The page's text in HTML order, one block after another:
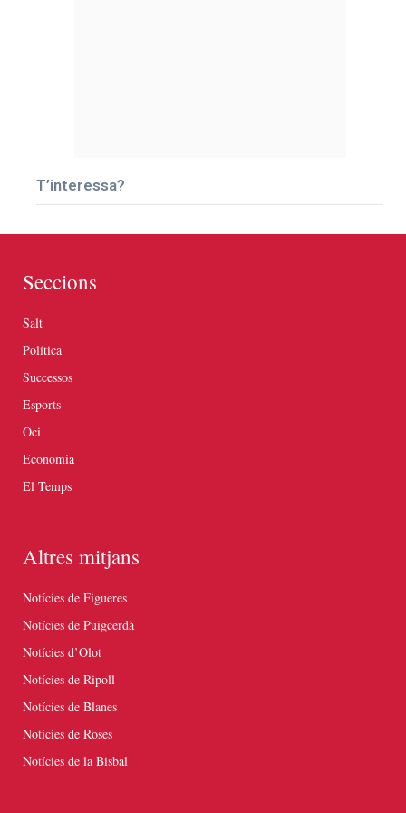
T’interessa?
Seccions
Salt
Política
Successos
Esports
Oci
Economia
El Temps
Altres mitjans
Notícies de Figueres
Notícies de Puigcerdà
Notícies d’Olot
Notícies de Ripoll
Notícies de Blanes
Notícies de Roses
Notícies de la Bisbal